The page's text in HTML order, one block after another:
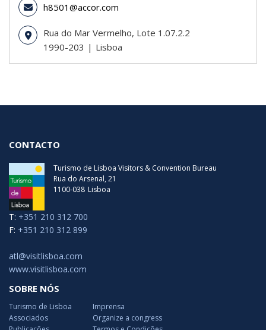
h8501@accor.com
Rua do Mar Vermelho, Lote 1.07.2.2
1990-203
Lisboa
CONTACTO
Turismo de Lisboa Visitors & Convention Bureau
Rua do Arsenal, 21
1100-038 Lisboa
T: +351 210 312 700
F: +351 210 312 899
atl@visitlisboa.com
www.visitlisboa.com
SOBRE NÓS
Turismo de Lisboa
Associados
Imprensa
Organize a congress